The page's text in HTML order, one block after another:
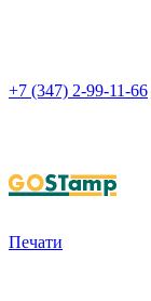
+7 (347) 2-99-11-66
Печати